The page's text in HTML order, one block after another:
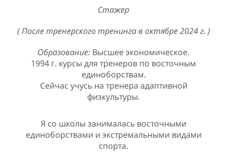
Стажер
( После тренерского тренинга в октябре 2024 г. )
Образование: Высшее экономическое.
1994 г. курсы для тренеров по восточным
единоборствам.
Сейчас учусь на тренера адаптивной
физкультуры.
Я со школы занималась восточными
единоборствами и экстремальными видами
спорта.